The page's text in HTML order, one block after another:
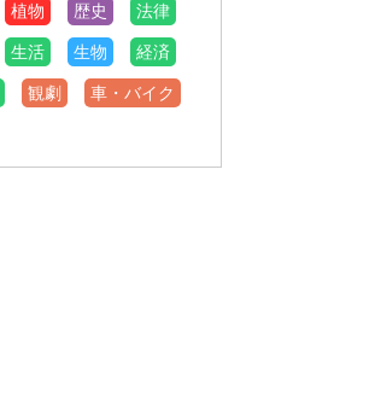
植物 歴史 法律
生活 生物 経済
観劇 車・バイク